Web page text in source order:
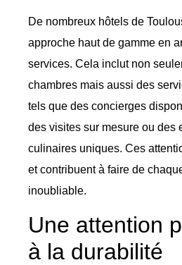
De nombreux hôtels de
approche haut de gamme en
services. Cela inclut non
chambres mais aussi des
tels que des concierges
des visites sur mesure ou des
culinaires uniques. Ces
et contribuent à faire de
inoubliable.
Une attention
à la durabilité